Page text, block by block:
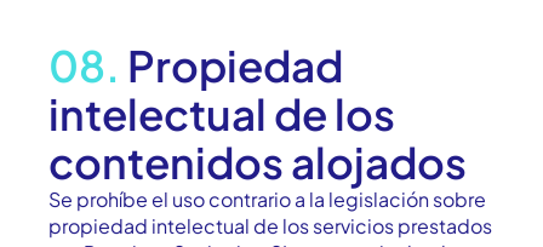
08. Propiedad
intelectual de los
contenidos alojados
Se prohíbe el uso contrario a la legislación sobre
propiedad intelectual de los servicios prestados